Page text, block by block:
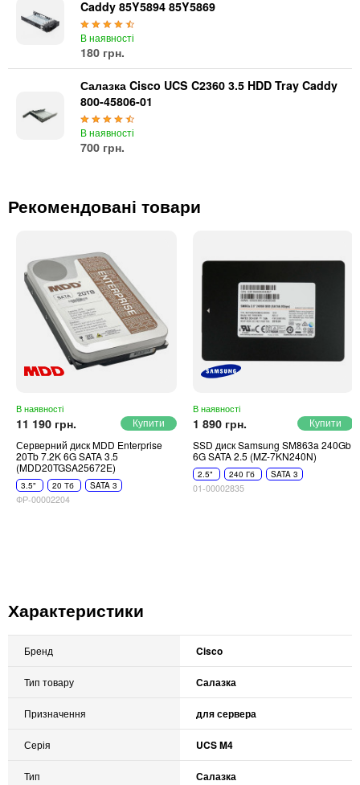
Caddy 85Y5894 85Y5869
В наявності
180 грн.
Салазка Cisco UCS C2360 3.5 HDD Tray Caddy
800-45806-01
В наявності
700 грн.
Рекомендовані товари
В наявності
11 190 грн.
Серверний диск MDD Enterprise
20Tb 7.2K 6G SATA 3.5
(MDD20TGSA25672E)
3.5" 20 Тб SATA 3
ФР-00002204
В наявності
1 890 грн.
SSD диск Samsung SM863a 240Gb
6G SATA 2.5 (MZ-7KN240N)
2.5" 240 Гб SATA 3
01-00002835
Характеристики
Бренд Cisco
Тип товару Салазка
Призначення для сервера
Серія UCS M4
Тип Салазка